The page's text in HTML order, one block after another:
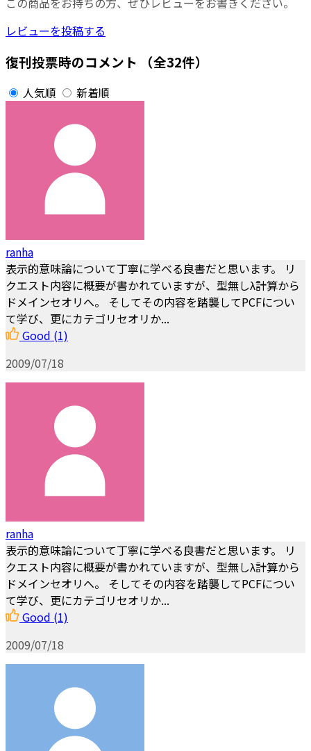
レビューを投稿する
復刊投票時のコメント （全32件）
人気順 新着順
ranha
表示的意味論について丁寧に学べる良書だと思います。 リ
クエスト内容に概要が書かれていますが、型無しλ計算から
ドメインセオリへ。 そしてその内容を踏襲してPCFについ
て学び、更にカテゴリセオリか...
Good (1)
2009/07/18
ranha
表示的意味論について丁寧に学べる良書だと思います。 リ
クエスト内容に概要が書かれていますが、型無しλ計算から
ドメインセオリへ。 そしてその内容を踏襲してPCFについ
て学び、更にカテゴリセオリか...
Good (1)
2009/07/18